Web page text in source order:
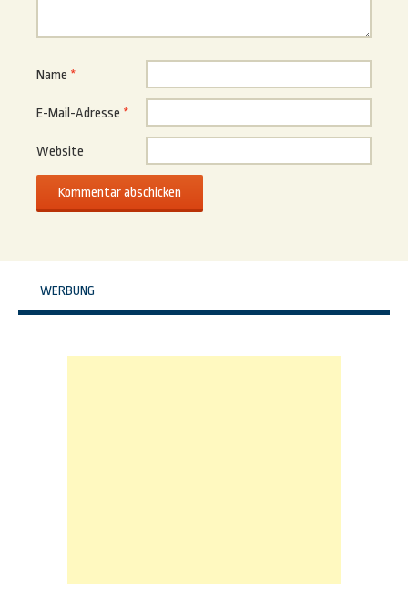
Name *
E-Mail-Adresse *
Website
WERBUNG